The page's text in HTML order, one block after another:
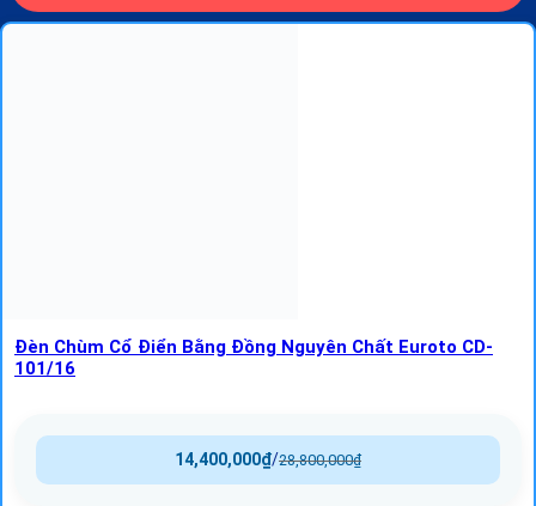
Đèn Chùm Cổ Điển Bằng Đồng Nguyên Chất Euroto CD-
101/16
28,800,000₫
/
14,400,000₫